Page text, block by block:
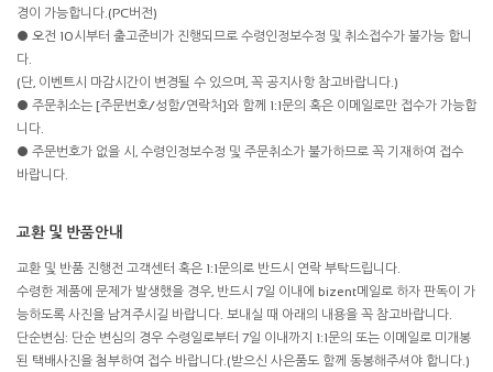
경이 가능합니다.(PC버전)
● 오전 10시부터 출고준비가 진행되므로 수령인정보수정 및 취소접수가 불가능 합니
다.
(단, 이벤트시 마감시간이 변경될 수 있으며, 꼭 공지사항 참고바랍니다.)
● 주문취소는 [주문번호/성함/연락처]와 함께 1:1문의 혹은 이메일로만 접수가 가능합
니다.
● 주문번호가 없을 시, 수령인정보수정 및 주문취소가 불가하므로 꼭 기재하여 접수
바랍니다.
교환 및 반품안내
교환 및 반품 진행전 고객센터 혹은 1:1문의로 반드시 연락 부탁드립니다.
수령한 제품에 문제가 발생했을 경우, 반드시 7일 이내에 bizent메일로 하자 판독이 가
능하도록 사진을 남겨주시길 바랍니다. 보내실 때 아래의 내용을 꼭 참고바랍니다.
단순변심: 단순 변심의 경우 수령일로부터 7일 이내까지 1:1문의 또는 이메일로 미개봉
된 택배사진을 첨부하여 접수 바랍니다.(받으신 사은품도 함께 동봉해주셔야 합니다.)